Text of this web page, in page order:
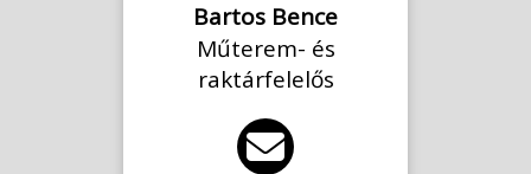
Bartos Bence
Műterem- és
raktárfelelős